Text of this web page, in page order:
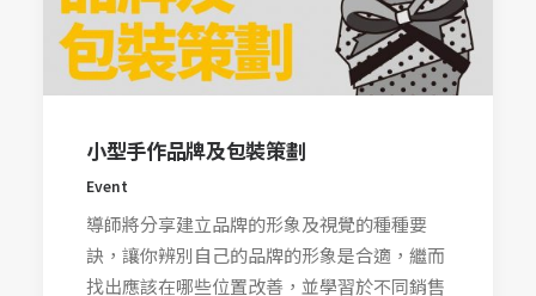
小型手作品牌及包裝策劃
Event
導師將分享建立品牌的形象及視覺的種種要
訣，讓你辨別自己的品牌的形象是合適，繼而
找出應該在哪些位置改善，並學習於不同銷售